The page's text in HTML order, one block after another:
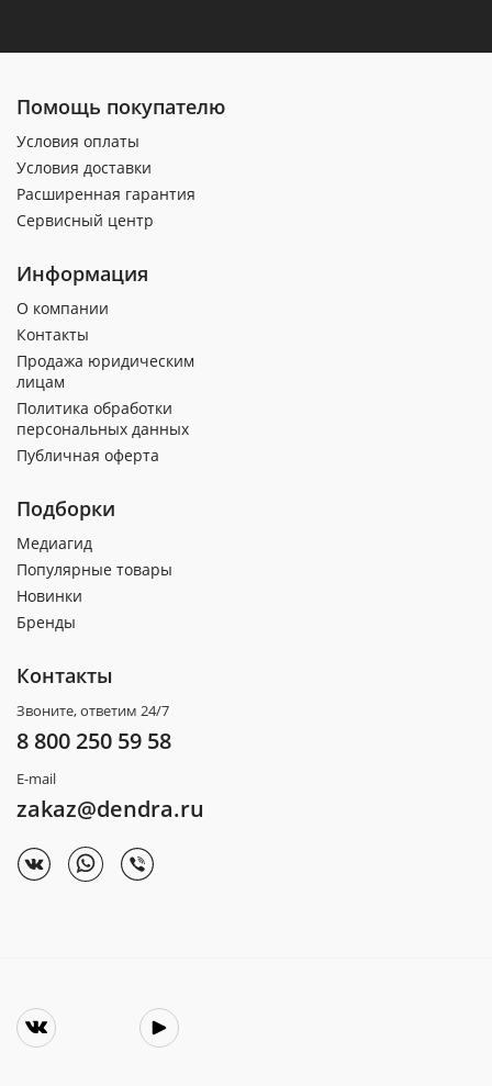
Помощь покупателю
Условия оплаты
Условия доставки
Расширенная гарантия
Сервисный центр
Информация
О компании
Контакты
Продажа юридическим
лицам
Политика обработки
персональных данных
Публичная оферта
Подборки
Медиагид
Популярные товары
Новинки
Бренды
Контакты
Звоните, ответим 24/7
8 800 250 59 58
E-mail
zakaz@dendra.ru